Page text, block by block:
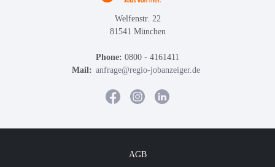
Welfenstr. 22
81541 München
Phone: 0800 - 4161411
Mail: anfrage@regio-jobanzeiger.de
AGB